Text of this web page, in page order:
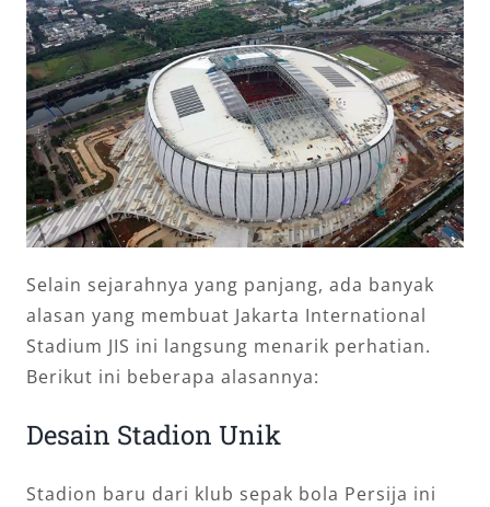
Selain sejarahnya yang panjang, ada banyak
alasan yang membuat Jakarta International
Stadium JIS ini langsung menarik perhatian.
Berikut ini beberapa alasannya:
Desain Stadion Unik
Stadion baru dari klub sepak bola Persija ini